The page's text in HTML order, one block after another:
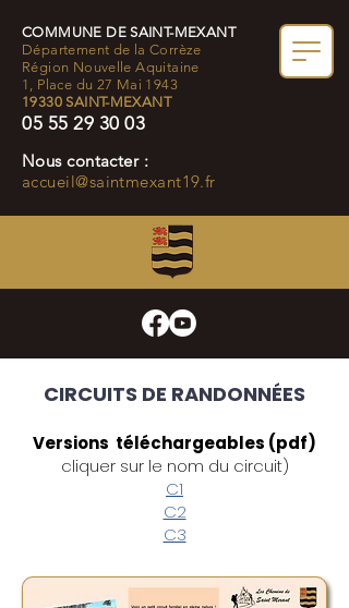
COMMUNE DE SAINT-MEXANT
Département de la Corrèze
Région Nouvelle Aquitaine
1, Place du 27 Mai 1943
19330 SAINT-MEXANT
05 55 29 30 03
Nous contacter :
accueil@saintmexant19.fr
CIRCUITS DE RANDONNÉES
Versions téléchargeables (pdf)
cliquer sur le nom du circuit)
C1
C2
C3